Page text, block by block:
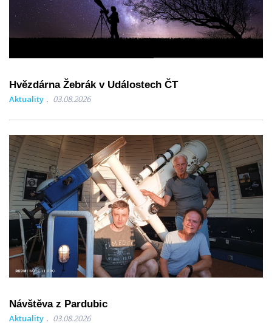
Hvězdárna Žebrák v Událostech ČT
Aktuality 03.08.2026
Návštěva z Pardubic
Aktuality 03.08.2026